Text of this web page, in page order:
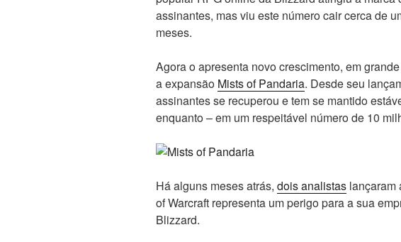
assinantes, mas viu este número cair cerca de
meses.
Agora o apresenta novo crescimento, em
a expansão Mists of Pandaria. Desde seu
assinantes se recuperou e tem se mantido
enquanto – em um respeitável número de 10
Há alguns meses atrás, dois analistas lançaram
of Warcraft representa um perigo para a sua
Blizzard.